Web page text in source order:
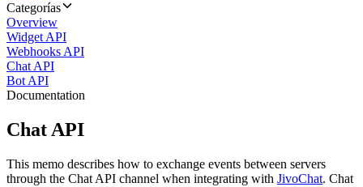
Categorías
Overview
Widget API
Webhooks API
Chat API
Bot API
Documentation
Chat API
This memo describes how to exchange events between servers
through the Chat API channel when integrating with JivoChat. Chat